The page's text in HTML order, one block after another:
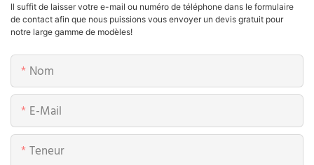
Il suffit de laisser votre e-mail ou numéro de téléphone dans le formulaire
de contact afin que nous puissions vous envoyer un devis gratuit pour
notre large gamme de modèles!
Nom
E-Mail
Teneur